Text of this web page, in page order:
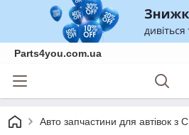
Parts4you.com.ua
Авто запчастини для автівок з